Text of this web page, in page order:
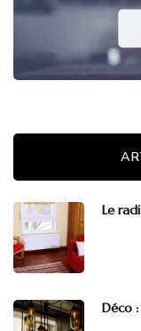
Le
Déco